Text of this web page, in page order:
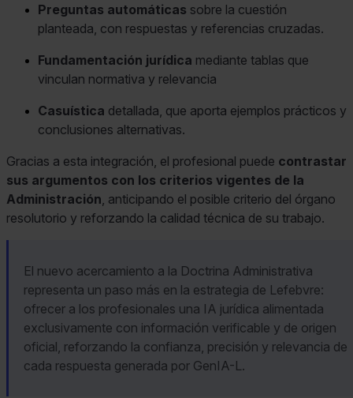
Preguntas automáticas sobre la cuestión
planteada, con respuestas y referencias cruzadas.
Fundamentación jurídica mediante tablas que
vinculan normativa y relevancia
Casuística detallada, que aporta ejemplos prácticos y
conclusiones alternativas.
Gracias a esta integración, el profesional puede contrastar
sus argumentos con los criterios vigentes de la
Administración , anticipando el posible criterio del órgano
resolutorio y reforzando la calidad técnica de su trabajo.
El nuevo acercamiento a la Doctrina Administrativa
representa un paso más en la estrategia de Lefebvre:
ofrecer a los profesionales una IA jurídica alimentada
exclusivamente con información verificable y de origen
oficial, reforzando la confianza, precisión y relevancia de
cada respuesta generada por GenIA-L.